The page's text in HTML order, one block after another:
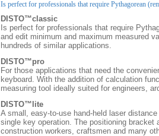
Is perfect for professionals that require Pythagorean
DISTO™classic
Is perfect for professionals that require
and edit minimum and maximum measured
hundreds of similar applications.
DISTO™pro
For those applications that need the
keyboard. With the addition of calculation
measuring tool ideally suited for engineers,
DISTO™lite
A small, easy-to-use hand-held laser
single key operation. The positioning bracket
construction workers, craftsmen and many